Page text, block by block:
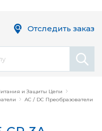
и Защиты Цепи
AC / DC Преобразователи
Отследить заказ